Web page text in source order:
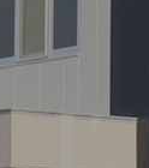
MOTOFIZZ】 ツ